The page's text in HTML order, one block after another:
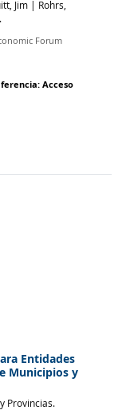
Jim | Rohrs,
Forum
Acceso
Entidades
Municipios y
Federación Española de Municipios y Provincias‏.